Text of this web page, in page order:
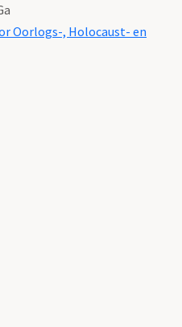
Oorlogs-, Holocaust- en